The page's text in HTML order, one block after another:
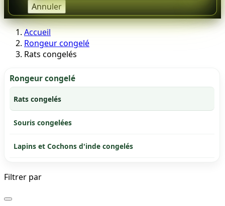
Annuler
Accueil
Rongeur congelé
Rats congelés
Rongeur congelé
Rats congelés
Souris congelées
Lapins et Cochons d'inde congelés
Filtrer par